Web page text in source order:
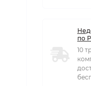
по
10